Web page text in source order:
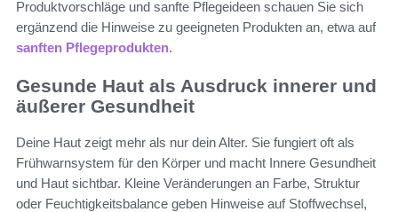
Produktvorschläge und sanfte Pflegeideen schauen Sie sich
ergänzend die Hinweise zu geeigneten Produkten an, etwa auf
sanften Pflegeprodukten.
Gesunde Haut als Ausdruck innerer und
äußerer Gesundheit
Deine Haut zeigt mehr als nur dein Alter. Sie fungiert oft als
Frühwarnsystem für den Körper und macht Innere Gesundheit
und Haut sichtbar. Kleine Veränderungen an Farbe, Struktur
oder Feuchtigkeitsbalance geben Hinweise auf Stoffwechsel,